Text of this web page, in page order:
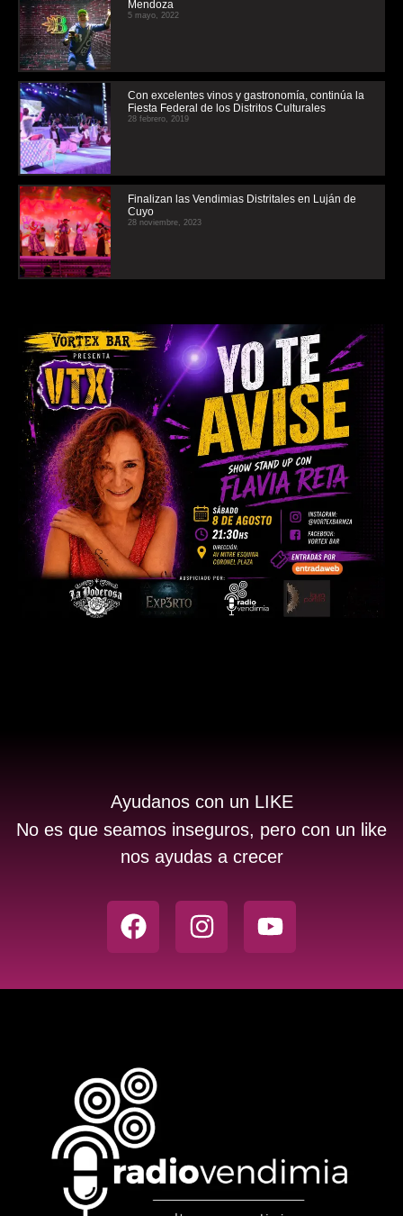
Mendoza
5 mayo, 2022
Con excelentes vinos y gastronomía, continúa la
Fiesta Federal de los Distritos Culturales
28 febrero, 2019
Finalizan las Vendimias Distritales en Luján de
Cuyo
28 noviembre, 2023
Ayudanos con un LIKE
No es que seamos inseguros, pero con un like
nos ayudas a crecer